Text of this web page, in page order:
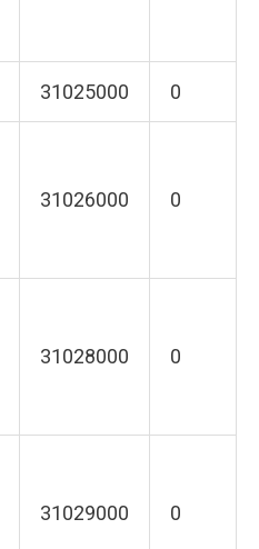
31025000 0
31026000 0
31028000 0
31029000 0